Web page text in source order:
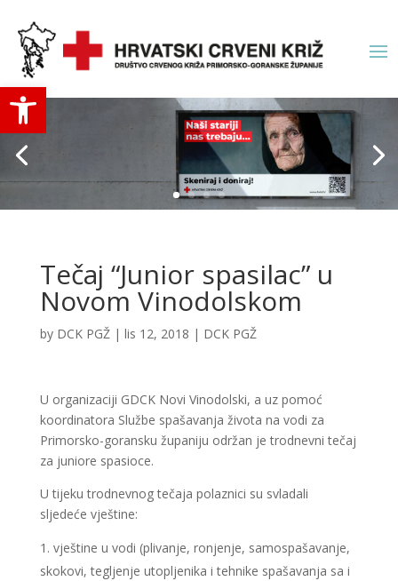
Open toolbar
Tečaj “Junior spasilac” u
Novom Vinodolskom
by DCK PGŽ| lis 12, 2018 | DCK PGŽ
U organizaciji GDCK Novi Vinodolski, a uz pomoć
koordinatora Službe spašavanja života na vodi za
Primorsko-goransku županiju održan je trodnevni tečaj
za juniore spasioce.
U tijeku trodnevnog tečaja polaznici su svladali
sljedeće vještine:
vještine u vodi (plivanje, ronjenje, samospašavanje,
skokovi, tegljenje utopljenika i tehnike spašavanja sa i